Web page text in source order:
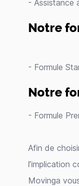
- Assistance
Notre
- Formule
Notre
- Formule
Afin de
l’implication
Movinga